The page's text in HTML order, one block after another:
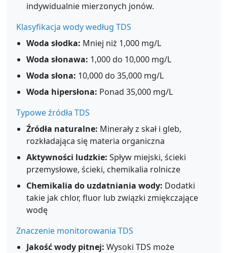
indywidualnie mierzonych jonów.
Klasyfikacja wody według TDS
Woda słodka: Mniej niż 1,000 mg/L
Woda słonawa: 1,000 do 10,000 mg/L
Woda słona: 10,000 do 35,000 mg/L
Woda hipersłona: Ponad 35,000 mg/L
Typowe źródła TDS
Źródła naturalne: Minerały z skał i gleb,
rozkładająca się materia organiczna
Aktywności ludzkie: Spływ miejski, ścieki
przemysłowe, ścieki, chemikalia rolnicze
Chemikalia do uzdatniania wody: Dodatki
takie jak chlor, fluor lub związki zmiękczające
wodę
Znaczenie monitorowania TDS
Jakość wody pitnej: Wysoki TDS może